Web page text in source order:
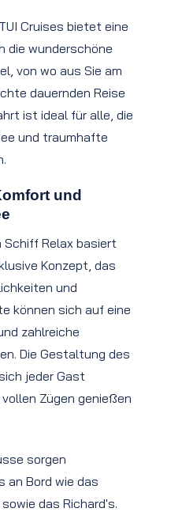
Cruises bietet eine
die wunderschöne
von wo aus Sie am
dauernden Reise
ist ideal für alle, die
und traumhafte
und
Schiff Relax basiert
Konzept, das
und
können sich auf eine
zahlreiche
Die Gestaltung des
jeder Gast
Zügen genießen
sorgen
an Bord wie das
das Richard's.